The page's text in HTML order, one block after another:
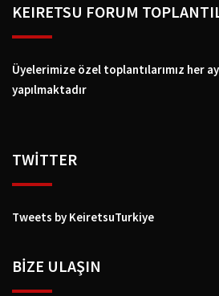
KEIRETSU FORUM
Üyelerimize özel toplantılarımız her
yapılmaktadır
TWİTTER
Tweets by KeiretsuTurkiye
BIZE ULAŞIN